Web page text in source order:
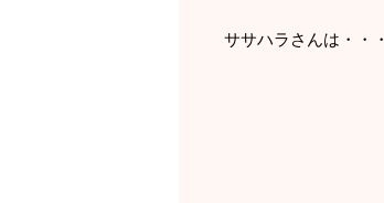
ササハラさんは・・・